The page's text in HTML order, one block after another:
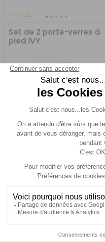
Set de 2 porte-verres à
pied IVY
Comparer
Purvario by DÖRR
Réf : 083110 EN STOCK
5,65 €
Livraison